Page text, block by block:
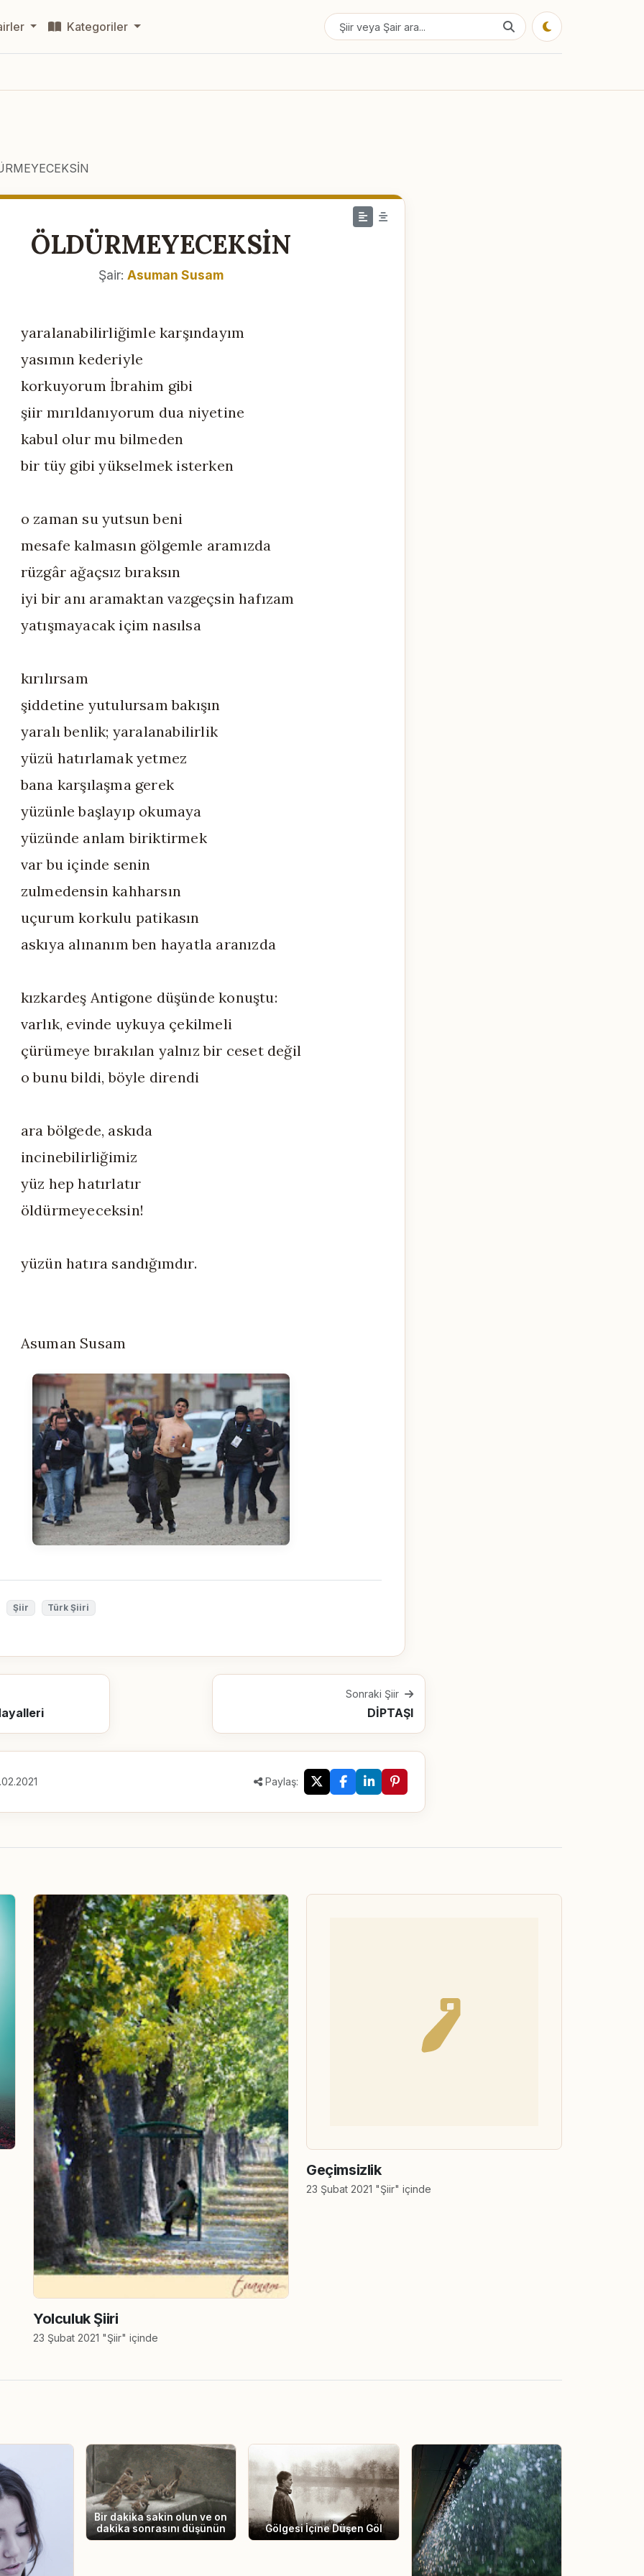
Kategoriler
ÖLDÜRMEYECEKSİN
Şair: Asuman Susam
yaralanabilirliğimle karşındayım
yasımın kederiyle
korkuyorum İbrahim gibi
şiir mırıldanıyorum dua niyetine
kabul olur mu bilmeden
bir tüy gibi yükselmek isterken
o zaman su yutsun beni
mesafe kalmasın gölgemle aramızda
rüzgâr ağaçsız bıraksın
iyi bir anı aramaktan vazgeçsin hafızam
yatışmayacak içim nasılsa
kırılırsam
şiddetine yutulursam bakışın
yaralı benlik; yaralanabilirlik
yüzü hatırlamak yetmez
bana karşılaşma gerek
yüzünle başlayıp okumaya
yüzünde anlam biriktirmek
var bu içinde senin
zulmedensin kahharsın
uçurum korkulu patikasın
askıya alınanım ben hayatla aranızda
kızkardeş Antigone düşünde konuştu:
varlık, evinde uykuya çekilmeli
çürümeye bırakılan yalnız bir ceset değil
o bunu bildi, böyle direndi
ara bölgede, askıda
incinebilirliğimiz
yüz hep hatırlatır
öldürmeyeceksin!
yüzün hatıra sandığımdır.
Asuman Susam
Şiir Türk Şiiri
Sonraki Şiir
DİPTAŞI
Paylaş:
Yolculuk Şiiri
23 Şubat 2021 "Şiir" içinde
Geçimsizlik
23 Şubat 2021 "Şiir" içinde
Bir dakika sakin olun ve on
dakika sonrasını düşünün
Gölgesi İçine Düşen Göl